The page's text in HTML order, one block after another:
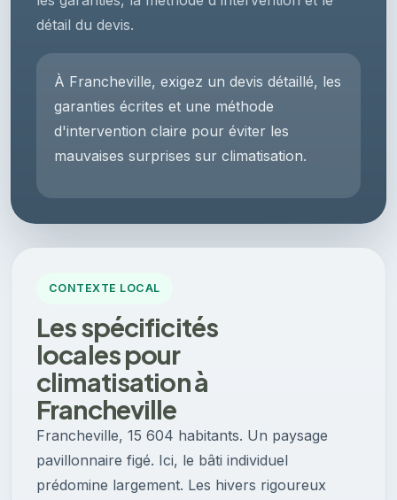
détail du devis.
À Francheville, exigez un devis détaillé, les
garanties écrites et une méthode
d'intervention claire pour éviter les
mauvaises surprises sur climatisation.
CONTEXTE LOCAL
Les spécificités
locales pour
climatisation à
Francheville
Francheville, 15 604 habitants. Un paysage
pavillonnaire figé. Ici, le bâti individuel
prédomine largement. Les hivers rigoureux